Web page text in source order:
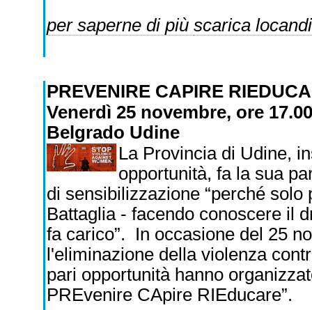
per saperne di più scarica
PREVENIRE CAPIRE
Venerdì 25 novembre, ore
Belgrado Udine
La Provincia di Udine,
opportunità, fa la sua
di sensibilizzazione “perché
Battaglia - facendo conoscere il
fa carico”. In occasione del 25
l'eliminazione della violenza
pari opportunità hanno
PREvenire CApire RIEducare”.